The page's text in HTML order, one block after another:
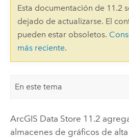
Esta documentación de 11.2
dejado de actualizarse. El
pueden estar obsoletos.
más reciente.
En este tema
ArcGIS Data Store 11.2
almacenes de gráficos de